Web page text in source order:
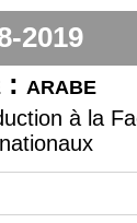
2019
: arabe
à la